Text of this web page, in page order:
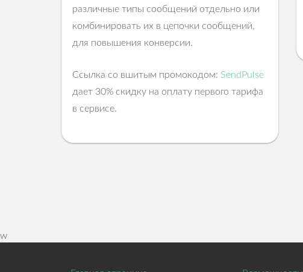
различные типы сообщений отдельно или
комбинировать их в цепочки сообщений,
для повышения конверсии.
Ссылка со вшитым промокодом: SendPulse
дает 30% скидку на оплату первого тарифа
в сервисе.
w